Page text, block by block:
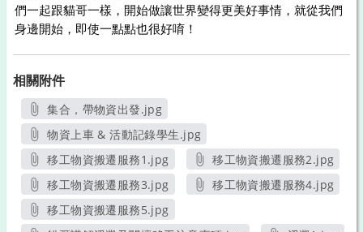
們一起跟貓哥一樣，開始做讓世界變得更美好事情，就從我們
身邊開始，即使一點點也很好唷！
相關附件
集合，帶物資出發.jpg
另開新視窗
物資上車 & 活動記錄學生.jpg
另開新視窗
移工物資搬遷服務1.jpg
另開新視窗
移工物資搬遷服務2.jpg
另開新視窗
移工物資搬遷服務3.jpg
另開新視窗
移工物資搬遷服務4.jpg
移工物資搬遷服務5.jpg
另開新視窗